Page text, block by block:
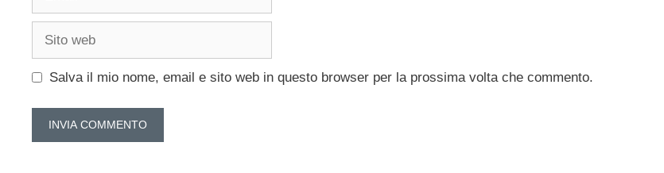
Sito
Salva il mio nome, email e sito web in questo browser per la prossima volta che commento.